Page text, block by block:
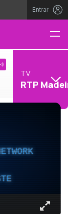
Entrar
TV
RTP